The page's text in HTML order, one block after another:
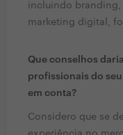
incluindo branding,
marketing digital,
Que conselhos
profissionais do
em conta?
Considero que se